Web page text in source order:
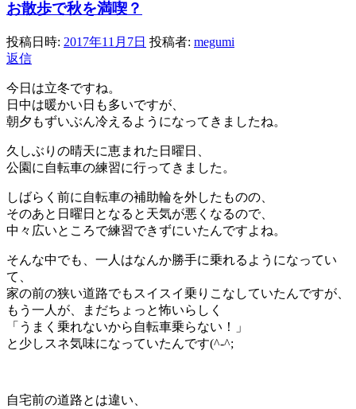
お散歩で秋を満喫？
投稿日時: 2017年11月7日 投稿者: megumi
返信
今日は立冬ですね。
日中は暖かい日も多いですが、
朝夕もずいぶん冷えるようになってきましたね。
久しぶりの晴天に恵まれた日曜日、
公園に自転車の練習に行ってきました。
しばらく前に自転車の補助輪を外したものの、
そのあと日曜日となると天気が悪くなるので、
中々広いところで練習できずにいたんですよね。
そんな中でも、一人はなんか勝手に乗れるようになってい
て、
家の前の狭い道路でもスイスイ乗りこなしていたんですが、
もう一人が、まだちょっと怖いらしく
「うまく乗れないから自転車乗らない！」
と少しスネ気味になっていたんです(^-^;
自宅前の道路とは違い、